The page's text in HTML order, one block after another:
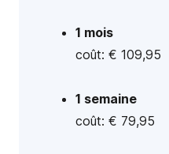
1 mois
coût: € 109,95
1 semaine
coût: € 79,95